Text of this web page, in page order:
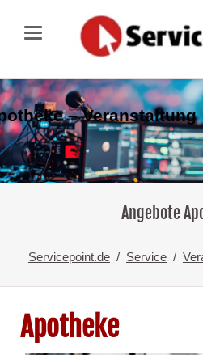
– Veranstaltung
Angebote
Servicepoint.de Service
Apotheke